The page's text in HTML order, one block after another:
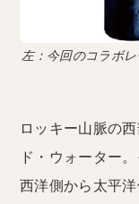
左：今回のコラボ
ロッキー山脈の
ド・ウォーター
西洋側から太平